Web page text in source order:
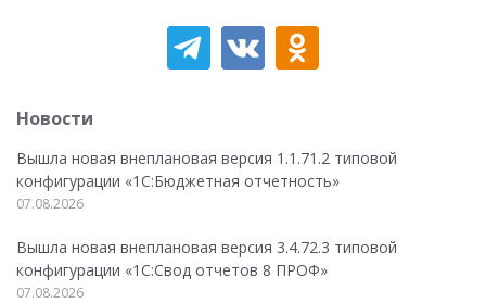
Новости
Вышла новая внеплановая версия 1.1.71.2 типовой
конфигурации «1C:Бюджетная отчетность»
07.08.2026
Вышла новая внеплановая версия 3.4.72.3 типовой
конфигурации «1C:Свод отчетов 8 ПРОФ»
07.08.2026